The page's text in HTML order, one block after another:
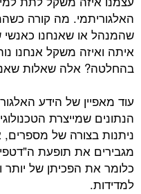
האלגוריתמי. מה קורה
שהמנהל או שאנחנו
איתה ואיזה משקל אנחנו
בהחלטה? אלה שאלות
עוד מאפיין של הידע
הנתונים שמייצרת
ניתנות בצורה של מספרים,
מגבירים את תופעת
כלומר את הפכיתן של יותר
למדידות.